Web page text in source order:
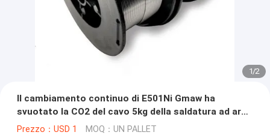
1/2
Il cambiamento continuo di E501Ni Gmaw ha
svuotato la CO2 del cavo 5kg della saldatura ad arco
che protegge 0,035" 0,030"
Prezzo：USD 1 MOQ：UN PALLET